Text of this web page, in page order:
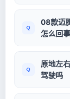
08款迈
怎么回事
原地左
驾驶吗